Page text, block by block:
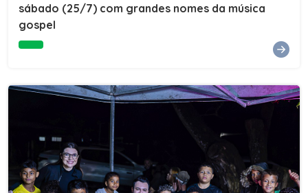
sábado (25/7) com grandes nomes da música
gospel